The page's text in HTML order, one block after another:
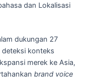
dan Lokalisasi
dukungan 27
deteksi konteks
merek ke Asia,
brand voice